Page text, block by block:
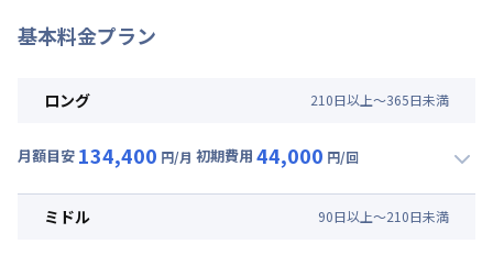
基本料金プラン
ロング 210日以上～365日未満
月額目安 134,400 円/月 初期費用 44,000 円/回
月額賃料目安(30日利用)
ミドル 90日以上～210日未満